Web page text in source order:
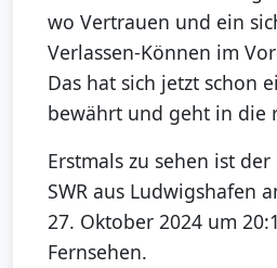
wo Vertrauen und ein
Verlassen-Können im
Das hat sich jetzt schon
bewährt und geht in die
Erstmals zu sehen ist
SWR aus Ludwigshafen
27. Oktober 2024 um
Fernsehen.